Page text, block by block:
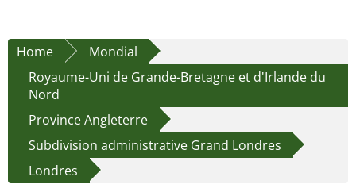
Home
Mondial
Royaume-Uni de Grande-Bretagne et d'Irlande du
Nord
Province Angleterre
Subdivision administrative Grand Londres
Londres